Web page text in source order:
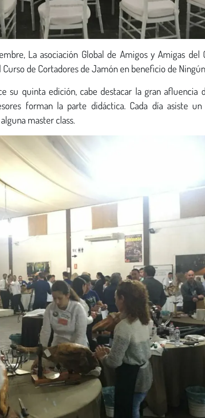
La asociación Global de Amigos y Amigas
de Cortadores de Jamón en beneficio de
su quinta edición, cabe destacar la gran afluencia
forman la parte didáctica. Cada día asiste
master class.